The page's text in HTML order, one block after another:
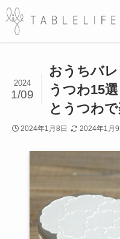
おうちバ
うつわ15
とうつわ
2024
1/09
2024年1月8日 2024年1月9